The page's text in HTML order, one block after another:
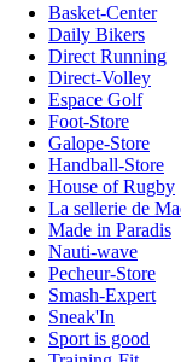
Basket-Center
Daily Bikers
Direct Running
Direct-Volley
Espace Golf
Foot-Store
Galope-Store
Handball-Store
House of Rugby
La sellerie de
Made in Paradis
Nauti-wave
Pecheur-Store
Smash-Expert
Sneak'In
Sport is good